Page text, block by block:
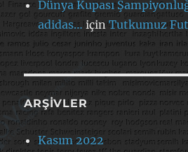
Dünya Kupası
adidas…içinTutkumuz
ARŞIVLER
Kasım 2022